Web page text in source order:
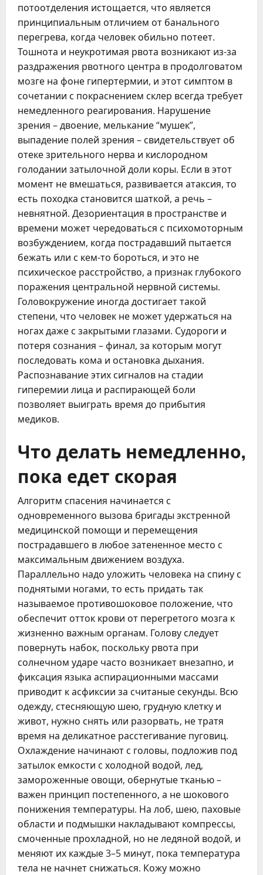
потоотделения истощается, что является
принципиальным отличием от банального
перегрева, когда человек обильно потеет.
Тошнота и неукротимая рвота возникают из-за
раздражения рвотного центра в продолговатом
мозге на фоне гипертермии, и этот симптом в
сочетании с покраснением склер всегда требует
немедленного реагирования. Нарушение
зрения – двоение, мелькание “мушек”,
выпадение полей зрения – свидетельствует об
отеке зрительного нерва и кислородном
голодании затылочной доли коры. Если в этот
момент не вмешаться, развивается атаксия, то
есть походка становится шаткой, а речь –
невнятной. Дезориентация в пространстве и
времени может чередоваться с психомоторным
возбуждением, когда пострадавший пытается
бежать или с кем-то бороться, и это не
психическое расстройство, а признак глубокого
поражения центральной нервной системы.
Головокружение иногда достигает такой
степени, что человек не может удержаться на
ногах даже с закрытыми глазами. Судороги и
потеря сознания – финал, за которым могут
последовать кома и остановка дыхания.
Распознавание этих сигналов на стадии
гиперемии лица и распирающей боли
позволяет выиграть время до прибытия
медиков.
Что делать немедленно,
пока едет скорая
Алгоритм спасения начинается с
одновременного вызова бригады экстренной
медицинской помощи и перемещения
пострадавшего в любое затененное место с
максимальным движением воздуха.
Параллельно надо уложить человека на спину с
поднятыми ногами, то есть придать так
называемое противошоковое положение, что
обеспечит отток крови от перегретого мозга к
жизненно важным органам. Голову следует
повернуть набок, поскольку рвота при
солнечном ударе часто возникает внезапно, и
фиксация языка аспирационными массами
приводит к асфиксии за считаные секунды. Всю
одежду, стесняющую шею, грудную клетку и
живот, нужно снять или разорвать, не тратя
время на деликатное расстегивание пуговиц.
Охлаждение начинают с головы, подложив под
затылок емкости с холодной водой, лед,
замороженные овощи, обернутые тканью –
важен принцип постепенного, а не шокового
понижения температуры. На лоб, шею, паховые
области и подмышки накладывают компрессы,
смоченные прохладной, но не ледяной водой, и
меняют их каждые 3–5 минут, пока температура
тела не начнет снижаться. Кожу можно